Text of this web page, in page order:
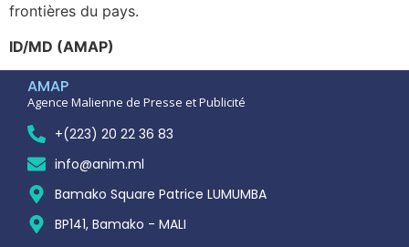
frontières du pays.
ID/MD (AMAP)
AMAP
Agence Malienne de Presse et Publicité
+(223) 20 22 36 83
info@anim.ml
Bamako Square Patrice LUMUMBA
BP141, Bamako - MALI